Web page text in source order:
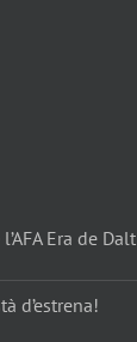
Era de Dalt
d’estrena!